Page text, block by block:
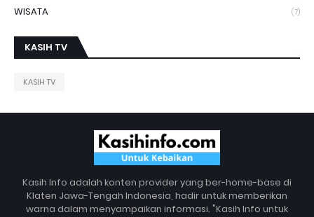
WISATA (7)
KASIH TV
KASIH TV
Kasih Info adalah konten provider yang ber-home-base di
Klaten Jawa-Tengah Indonesia, hadir untuk memberikan
warna dalam menyampaikan informasi. "Kasih Info untuk